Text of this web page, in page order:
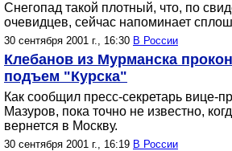
Снегопад такой плотный, что, по
очевидцев, сейчас напоминает
30 сентября 2001 г., 16:30 В России
Клебанов из Мурманска
подъем "Курска"
Как сообщил пресс-секретарь вице-
Мазуров, пока точно не известно,
вернется в Москву.
30 сентября 2001 г., 16:19 В России